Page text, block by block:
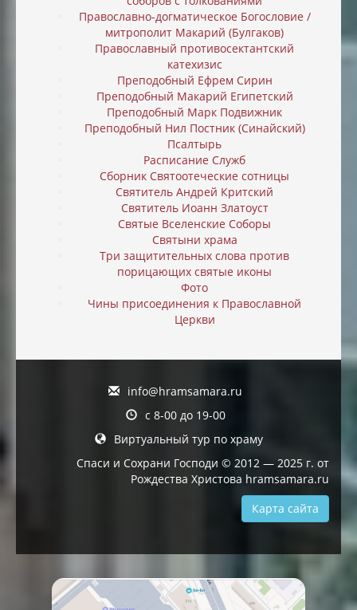
Православно-догматическое Богословие /
митрополит Макарий (Булгаков)
Православный противосектантский
катехизис
Преподобный Ефрем Сирин
Преподобный Макарий Египетский
Преподобный Марк Подвижник
Преподобный Нил Постник (Синайский)
Псалтырь
Расписание Служб
Сборник Святоотеческие сотницы
Святитель Андрей Критский
Святитель Иоанн Златоуст
Святые Вселенские Соборы
Святыни храма
Три защитительных слова против
порицающих святые иконы
Фото
Чины присоединения к Православной
Церкви
info@hramsamara.ru
с 8-00 до 19-00
Виртуальный тур по храму
Спаси и Сохрани Господи © 2012 — 2025 г. от
Рождества Христова hramsamara.ru
Карта сайта